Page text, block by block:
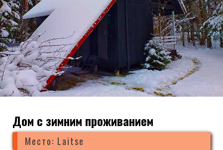
Дом с зимним проживанием
Место: Laitse